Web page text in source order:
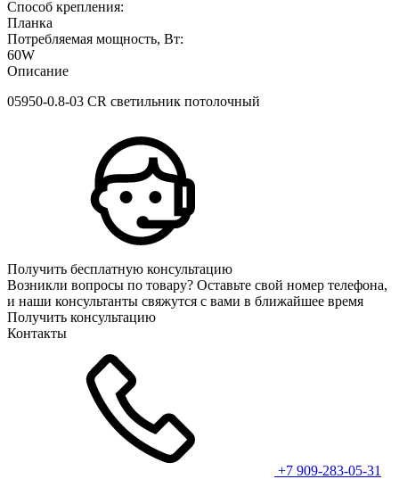
Способ крепления:
Планка
Потребляемая мощность, Вт:
60W
Описание
05950-0.8-03 CR светильник потолочный
Получить бесплатную консультацию
Возникли вопросы по товару? Оставьте свой номер телефона,
и наши консультанты свяжутся с вами в ближайшее время
Получить консультацию
Контакты
+7 909-283-05-31